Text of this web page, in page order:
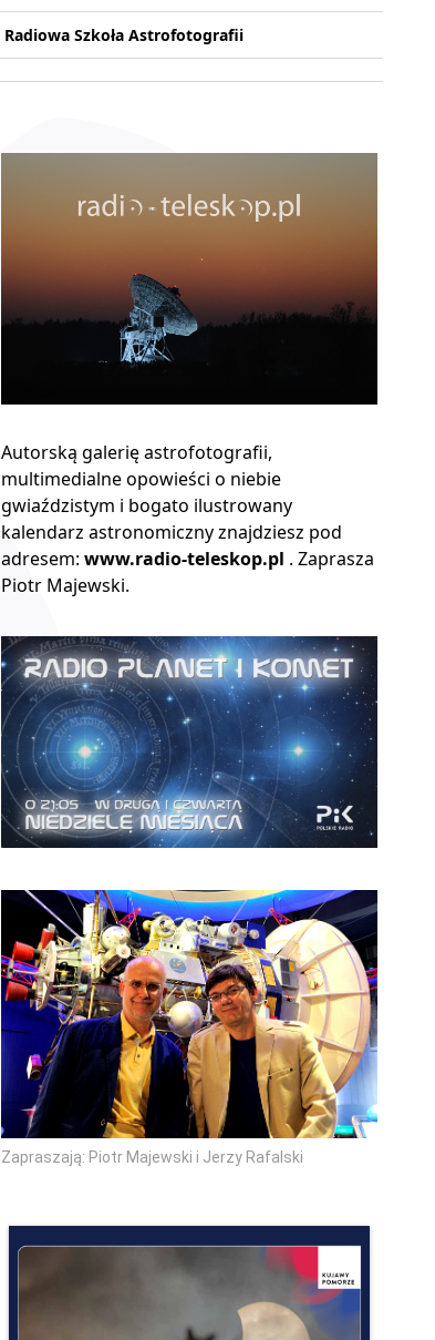
Radiowa Szkoła Astrofotografii
Autorską galerię astrofotografii,
multimedialne opowieści o niebie
gwiaździstym i bogato ilustrowany
kalendarz astronomiczny znajdziesz pod
adresem: www.radio-teleskop.pl . Zaprasza
Piotr Majewski.
Zapraszają: Piotr Majewski i Jerzy Rafalski